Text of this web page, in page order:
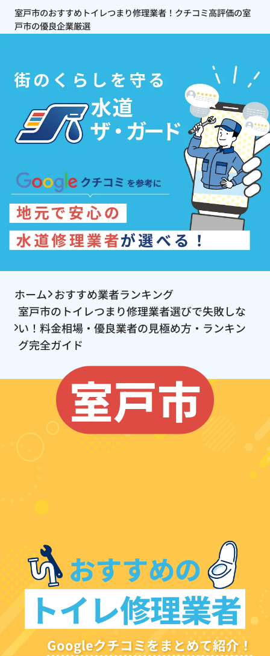
室戸市のおすすめトイレつまり修理業者！クチコミ高評価の室
戸市の優良企業厳選
ホーム おすすめ業者ランキング
室戸市のトイレつまり修理業者選びで失敗しな
い！料金相場・優良業者の見極め方・ランキン
グ完全ガイド
室戸市
おすすめの
トイレ修理業者
Googleクチコミをまとめて紹介！